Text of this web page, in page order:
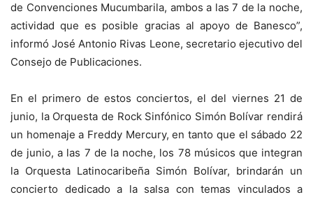
de Convenciones Mucumbarila, ambos a las 7 de la noche,
actividad que es posible gracias al apoyo de Banesco”,
informó José Antonio Rivas Leone, secretario ejecutivo del
Consejo de Publicaciones.
En el primero de estos conciertos, el del viernes 21 de
junio, la Orquesta de Rock Sinfónico Simón Bolívar rendirá
un homenaje a Freddy Mercury, en tanto que el sábado 22
de junio, a las 7 de la noche, los 78 músicos que integran
la Orquesta Latinocaribeña Simón Bolívar, brindarán un
concierto dedicado a la salsa con temas vinculados a